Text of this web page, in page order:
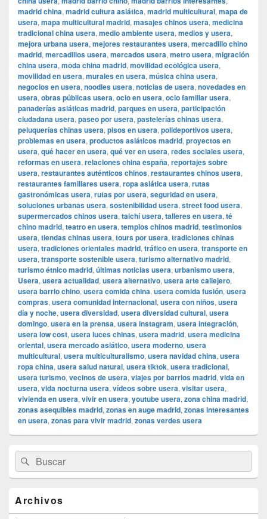
madrid china, madrid cultura asiática, madrid multicultural, mapa de
usera, mapa multicultural madrid, masajes chinos usera, medicina
tradicional china usera, medio ambiente usera, medios y usera,
mejora urbana usera, mejores restaurantes usera, mercadillo chino
madrid, mercadillos usera, mercados usera, metro usera, migración
china usera, moda china madrid, movilidad ecológica usera,
movilidad en usera, murales en usera, música china usera,
negocios en usera, noodles usera, noticias de usera, novedades en
usera, obras públicas usera, ocio en usera, ocio familiar usera,
panaderías asiáticas madrid, parques en usera, participación
ciudadana usera, paseo por usera, pastelerías chinas usera,
peluquerías chinas usera, pisos en usera, polideportivos usera,
problemas en usera, productos asiáticos madrid, proyectos en
usera, qué hacer en usera, qué ver en usera, redes sociales usera,
reformas en usera, relaciones china españa, reportajes sobre
usera, restaurantes auténticos chinos, restaurantes chinos usera,
restaurantes familiares usera, ropa asiática usera, rutas
gastronómicas usera, rutas por usera, seguridad en usera,
soluciones urbanas usera, sostenibilidad usera, street food usera,
supermercados chinos usera, taichí usera, talleres en usera, té
chino madrid, teatro en usera, templos chinos madrid, testimonios
usera, tiendas chinas usera, tours por usera, tradiciones chinas
usera, tradiciones orientales madrid, tráfico en usera, transporte en
usera, transporte sostenible usera, turismo alternativo madrid,
turismo étnico madrid, últimas noticias usera, urbanismo usera,
Usera, usera actualidad, usera alternativo, usera arte callejero,
usera barrio chino, usera comida china, usera comida fusión, usera
compras, usera comunidad internacional, usera con niños, usera
día y noche, usera diversidad, usera diversidad cultural, usera
domingo, usera en la prensa, usera instagram, usera integración,
usera low cost, usera luces chinas, usera madrid, usera medicina
oriental, usera mercado asiático, usera moderno, usera
multicultural, usera multiculturalismo, usera navidad china, usera
ropa china, usera salud natural, usera tiktok, usera tradicional,
usera turismo, vecinos de usera, viajes por barrios madrid, vida en
usera, vida nocturna usera, vídeos sobre usera, visitar usera,
vivienda en usera, vivir en usera, youtube usera, zona china madrid,
zonas asequibles madrid, zonas en auge madrid, zonas interesantes
en usera, zonas para vivir madrid, zonas verdes usera
área
de
widget
lateral
primaria
Buscar
por:
Buscar
Archivos